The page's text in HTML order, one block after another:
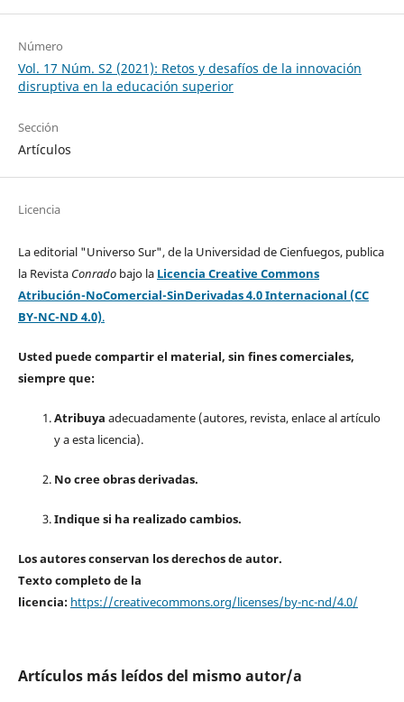
Número
Vol. 17 Núm. S2 (2021): Retos y desafíos de la innovación
disruptiva en la educación superior
Sección
Artículos
Licencia
La editorial "Universo Sur", de la Universidad de Cienfuegos, publica
la Revista Conradobajo la Licencia Creative Commons
Atribución-NoComercial-SinDerivadas 4.0 Internacional (CC
BY-NC-ND 4.0).
Usted puede compartir el material, sin fines comerciales,
siempre que:
Atribuya adecuadamente (autores, revista, enlace al artículo
y a esta licencia).
No cree obras derivadas.
Indique si ha realizado cambios.
Los autores conservan los derechos de autor.
Texto completo de la
licencia: https://creativecommons.org/licenses/by-nc-nd/4.0/
Artículos más leídos del mismo autor/a